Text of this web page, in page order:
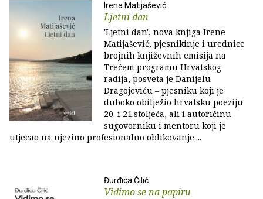
Irena Matijašević
Ljetni dan
'Ljetni dan', nova knjiga Irene
Matijašević, pjesnikinje i urednice
brojnih književnih emisija na
Trećem programu Hrvatskog
radija, posveta je Danijelu
Dragojeviću – pjesniku koji je
duboko obilježio hrvatsku poeziju
20. i 21.stoljeća, ali i autoričinu
sugovorniku i mentoru koji je
utjecao na njezino profesionalno oblikovanje....
Đurđica Čilić
Vidimo se na papiru